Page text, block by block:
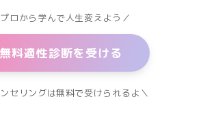
ロから学んで人生変えよう／
無料適性診断を受ける
セリングは無料で受けられるよ＼